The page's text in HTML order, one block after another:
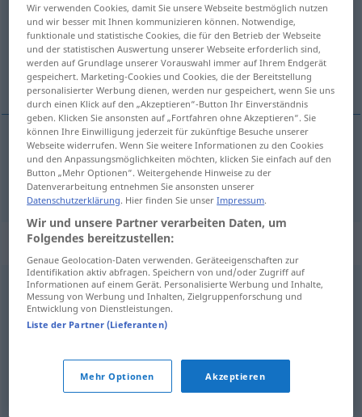
Übersicht aller Übersetzungen
(Für mehr Details die Übersetzung anklicken/antippen)
Wind
Windm vento
Beispielsätze für "vento"
golpede vento
Windstoßm
navegar) de vento empopa
Wind segeln
Wir verwenden Cookies, damit Sie unsere Webseite bestmöglich nutzen
und wir besser mit Ihnen kommunizieren können. Notwendige,
funktionale und statistische Cookies, die für den Betrieb der Webseite
und der statistischen Auswertung unserer Webseite erforderlich sind,
werden auf Grundlage unserer Vorauswahl immer auf Ihrem Endgerät
gespeichert. Marketing-Cookies und Cookies, die der Bereitstellung
personalisierter Werbung dienen, werden nur gespeichert, wenn Sie uns
durch einen Klick auf den „Akzeptieren“-Button Ihr Einverständnis
geben. Klicken Sie ansonsten auf „Fortfahren ohne Akzeptieren“. Sie
können Ihre Einwilligung jederzeit für zukünftige Besuche unserer
Webseite widerrufen. Wenn Sie weitere Informationen zu den Cookies
und den Anpassungsmöglichkeiten möchten, klicken Sie einfach auf den
Button „Mehr Optionen“. Weitergehende Hinweise zu der
Datenverarbeitung entnehmen Sie ansonsten unserer
Datenschutzerklärung. Hier finden Sie unserImpressum.
Wir und unsere Partner verarbeiten Daten, um
Folgendes bereitzustellen:
Genaue Geolocation-Daten verwenden. Geräteeigenschaften zur
Identifikation aktiv abfragen. Speichern von und/oder Zugriff auf
Informationen auf einem Gerät. Personalisierte Werbung und Inhalte,
Messung von Werbung und Inhalten, Zielgruppenforschung und
Entwicklung von Dienstleistungen.
Liste der Partner (Lieferanten)
Mehr Optionen Akzeptieren